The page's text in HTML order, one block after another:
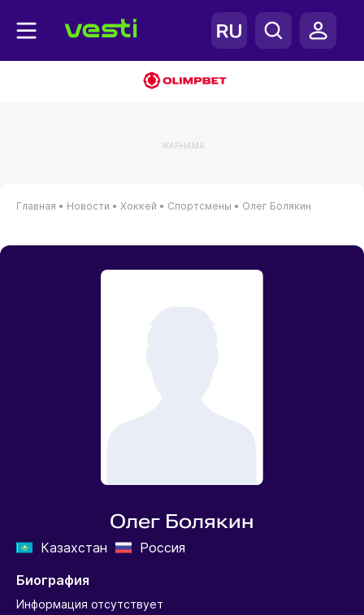
ЖАРНАМА
Главная • Новости • Хоккей • Спортсмены • Олег Болякин
Олег Болякин
Казахстан
Россия
Биография
Информация отсутствует